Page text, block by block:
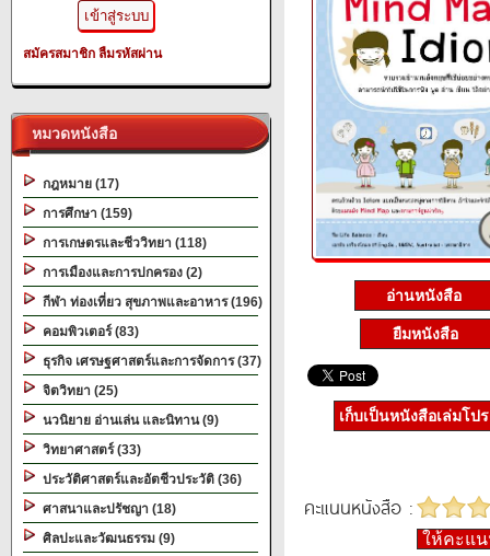
สมัครสมาชิก ลืมรหัสผ่าน
หมวดหนังสือ
กฎหมาย (17)
การศึกษา (159)
การเกษตรและชีววิทยา (118)
การเมืองและการปกครอง (2)
กีฬา ท่องเที่ยว สุขภาพและอาหาร (196)
คอมพิวเตอร์ (83)
ธุรกิจ เศรษฐศาสตร์และการจัดการ (37)
จิตวิทยา (25)
นวนิยาย อ่านเล่น และนิทาน (9)
วิทยาศาสตร์ (33)
ประวัติศาสตร์และอัตชีวประวัติ (36)
ศาสนาและปรัชญา (18)
ศิลปะและวัฒนธรรม (9)
อ่านหนังสือ
ยืมหนังสือ
เก็บเป็นหนังสือเล่มโป
คะแนนหนังสือ :
ให้คะแ